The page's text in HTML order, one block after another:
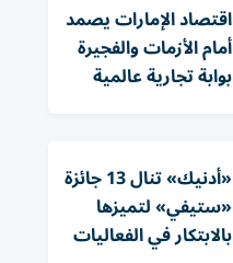
اقتصاد الإمارات يصمد
أمام الأزمات والفجيرة
بوابة تجارية عالمية
«أدنيك» تنال 13 جائزة
«ستيفي» لتميزها
بالابتكار في الفعاليات